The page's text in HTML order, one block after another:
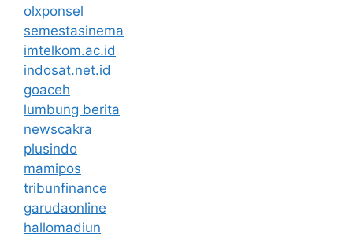
olxponsel
semestasinema
imtelkom.ac.id
indosat.net.id
goaceh
lumbung berita
newscakra
plusindo
mamipos
tribunfinance
garudaonline
hallomadiun